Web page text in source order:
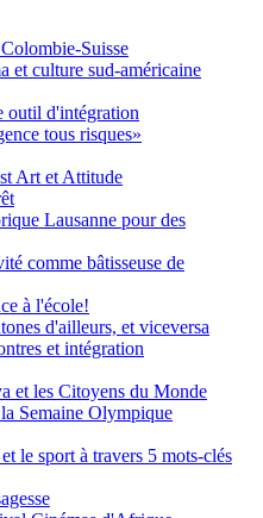
Suisse
et culture sud-américaine
outil d'intégration
tous risques»
Art et Attitude
Lausanne pour des
comme bâtisseuse de
à l'école!
d'ailleurs, et viceversa
et intégration
et les Citoyens du Monde
Semaine Olympique
le sport à travers 5 mots-clés